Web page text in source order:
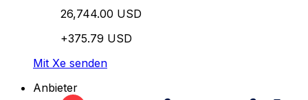
26,744.00 USD
+375.79 USD
Mit Xe senden
Anbieter